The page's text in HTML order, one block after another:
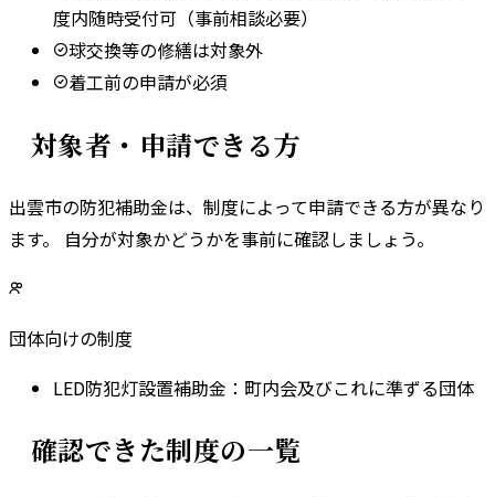
度内随時受付可（事前相談必要）
球交換等の修繕は対象外
着工前の申請が必須
対象者・申請できる方
出雲市の防犯補助金は、制度によって申請できる方が異なり
ます。 自分が対象かどうかを事前に確認しましょう。
団体向けの制度
LED防犯灯設置補助金 ： 町内会及びこれに準ずる団体
確認できた制度の一覧